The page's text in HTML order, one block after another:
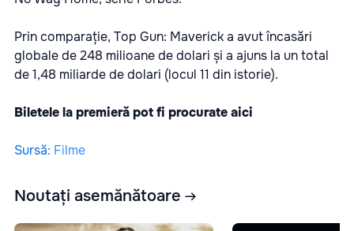
Prin comparație, Top Gun: Maverick a avut încasări
globale de 248 milioane de dolari și a ajuns la un total
de 1,48 miliarde de dolari (locul 11 din istorie).
Biletele la premieră pot fi procurateaici
Sursă: Filme
Noutați asemănătoare